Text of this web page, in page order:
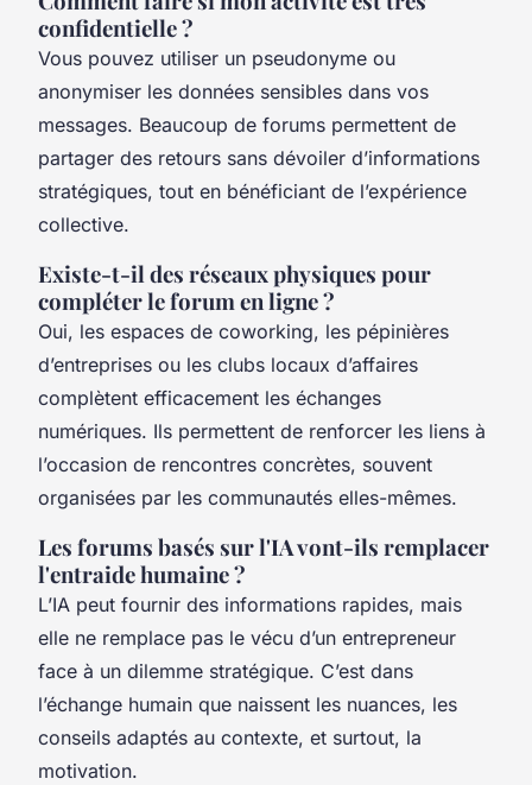
confidentielle ?
Vous pouvez utiliser un pseudonyme ou
anonymiser les données sensibles dans vos
messages. Beaucoup de forums permettent de
partager des retours sans dévoiler d’informations
stratégiques, tout en bénéficiant de l’expérience
collective.
Existe-t-il des réseaux physiques pour
compléter le forum en ligne ?
Oui, les espaces de coworking, les pépinières
d’entreprises ou les clubs locaux d’affaires
complètent efficacement les échanges
numériques. Ils permettent de renforcer les liens à
l’occasion de rencontres concrètes, souvent
organisées par les communautés elles-mêmes.
Les forums basés sur l'IA vont-ils remplacer
l'entraide humaine ?
L’IA peut fournir des informations rapides, mais
elle ne remplace pas le vécu d’un entrepreneur
face à un dilemme stratégique. C’est dans
l’échange humain que naissent les nuances, les
conseils adaptés au contexte, et surtout, la
motivation.